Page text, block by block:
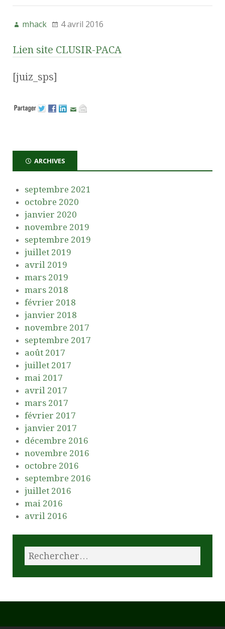
mhack 4 avril 2016
Lien site CLUSIR-PACA
[juiz_sps]
ARCHIVES
septembre 2021
octobre 2020
janvier 2020
novembre 2019
septembre 2019
juillet 2019
avril 2019
mars 2019
mars 2018
février 2018
janvier 2018
novembre 2017
septembre 2017
août 2017
juillet 2017
mai 2017
avril 2017
mars 2017
février 2017
janvier 2017
décembre 2016
novembre 2016
octobre 2016
septembre 2016
juillet 2016
mai 2016
avril 2016